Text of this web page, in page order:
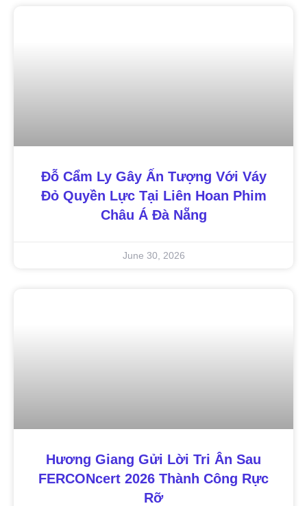
Đỗ Cẩm Ly Gây Ấn Tượng Với Váy
Đỏ Quyền Lực Tại Liên Hoan Phim
Châu Á Đà Nẵng
June 30, 2026
Hương Giang Gửi Lời Tri Ân Sau
FERCONcert 2026 Thành Công Rực
Rỡ